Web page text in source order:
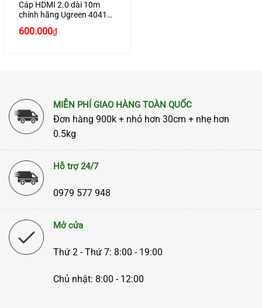
Cáp HDMI 2.0 dài 10m
chính hãng Ugreen 40414
600.000₫
MIỄN PHÍ GIAO HÀNG TOÀN QUỐC
Đơn hàng 900k + nhỏ hơn 30cm + nhẹ hơn
0.5kg
Hỗ trợ 24/7
0979 577 948
Mở cửa
Thứ 2 - Thứ 7: 8:00 - 19:00
Chủ nhật: 8:00 - 12:00